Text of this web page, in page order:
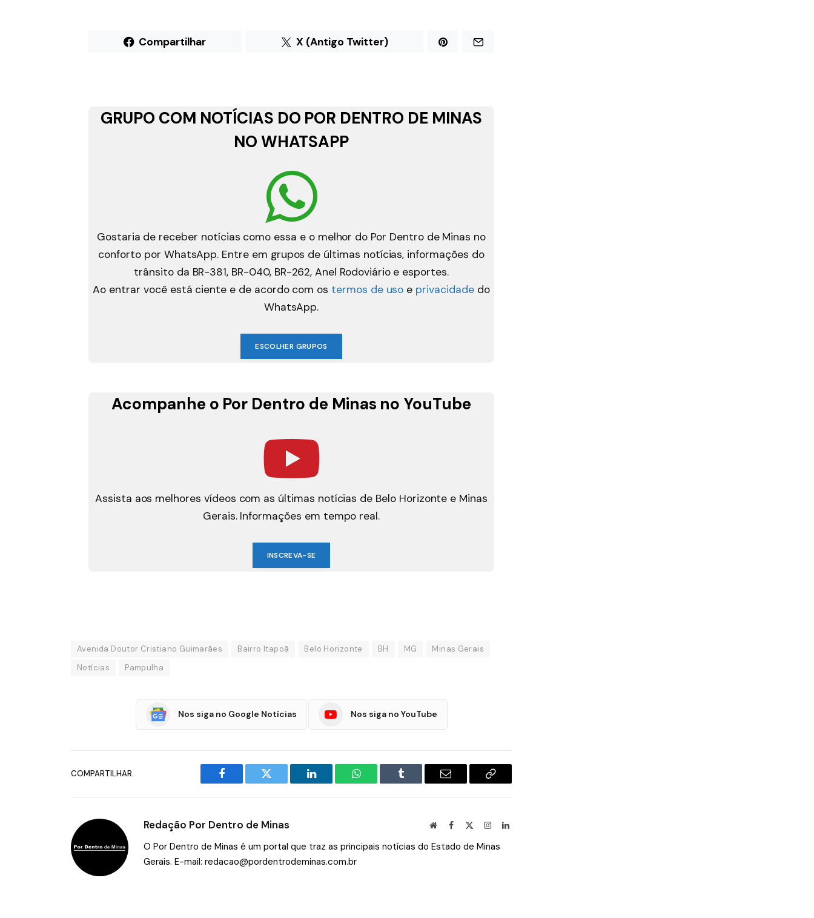
Compartilhar X (Antigo Twitter)
GRUPO COM NOTÍCIAS DO POR DENTRO DE MINAS
NO WHATSAPP
Gostaria de receber notícias como essa e o melhor do Por Dentro de Minas no
conforto por WhatsApp. Entre em grupos de últimas notícias, informações do
trânsito da BR-381, BR-040, BR-262, Anel Rodoviário e esportes.
Ao entrar você está ciente e de acordo com os termos de uso e privacidadedo
WhatsApp.
ESCOLHER GRUPOS
Acompanhe o Por Dentro de Minas no YouTube
Assista aos melhores vídeos com as últimas notícias de Belo Horizonte e Minas
Gerais. Informações em tempo real.
INSCREVA-SE
Avenida Doutor Cristiano Guimarães Bairro Itapoã Belo Horizonte BH MG
Minas Gerais
Notícias
Pampulha
Nos siga no Google Notícias Nos siga no YouTube
COMPARTILHAR.
Facebook Twitter LinkedIn WhatsAppTumblr
E-
Copiar
Redação Por Dentro de Minas Site Facebook InstagramLinkedIn
O Por Dentro de Minas é um portal que traz as principais notícias do Estado de Minas
Gerais. E-mail: redacao@pordentrodeminas.com.br